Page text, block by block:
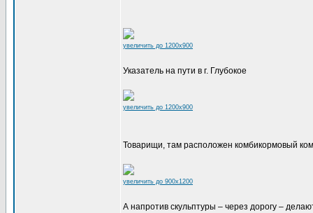
увеличить до 1200x900
Указатель на пути в г. Глубокое
увеличить до 1200x900
Товарищи, там расположен комбикормовый
увеличить до 900x1200
А напротив скульптуры – через дорогу –